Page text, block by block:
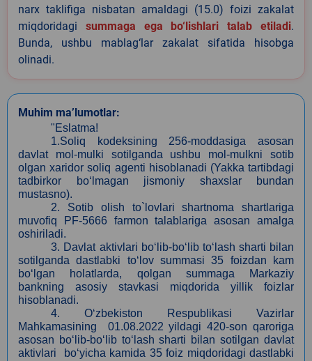
narx taklifiga nisbatan amaldagi (15.0) foizi zakalat
miqdoridagi summaga ega bo‘lishlari talab etiladi.
Bunda, ushbu mablag‘lar zakalat sifatida hisobga
olinadi.
Muhim ma’lumotlar:
"Eslatma!
1.Soliq kodeksining 256-moddasiga asosan
davlat mol-mulki sotilganda ushbu mol-mulkni sotib
olgan xaridor soliq agenti hisoblanadi (Yakka tartibdagi
tadbirkor bo‘lmagan jismoniy shaxslar bundan
mustasno).
2. Sotib olish to`lovlari shartnoma shartlariga
muvofiq PF-5666 farmon talablariga asosan amalga
oshiriladi.
3. Davlat aktivlari bo‘lib-bo‘lib to‘lash sharti bilan
sotilganda dastlabki to‘lov summasi 35 foizdan kam
bo‘lgan holatlarda, qolgan summaga Markaziy
bankning asosiy stavkasi miqdorida yillik foizlar
hisoblanadi.
4. O‘zbekiston Respublikasi Vazirlar
Mahkamasining 01.08.2022 yildagi 420-son qaroriga
asosan bo‘lib-bo‘lib to‘lash sharti bilan sotilgan davlat
aktivlari bo‘yicha kamida 35 foiz miqdoridagi dastlabki